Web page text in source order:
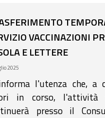
VACCINAZIONI
E LETTERE
2025
l'utenza che, a
in corso, l'attività
presso il